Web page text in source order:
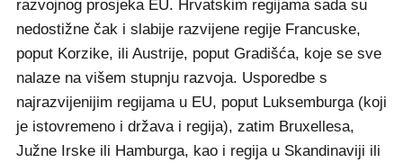
razvojnog prosjeka EU. Hrvatskim regijama sada su
nedostižne čak i slabije razvijene regije Francuske,
poput Korzike, ili Austrije, poput Gradišća, koje se sve
nalaze na višem stupnju razvoja. Usporedbe s
najrazvijenijim regijama u EU, poput Luksemburga (koji
je istovremeno i država i regija), zatim Bruxellesa,
Južne Irske ili Hamburga, kao i regija u Skandinaviji ili